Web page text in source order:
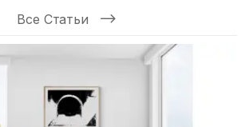
Все Статьи